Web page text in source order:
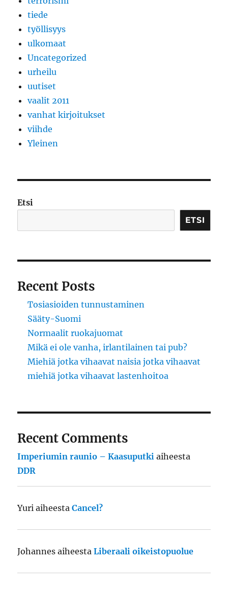
tiede
työllisyys
ulkomaat
Uncategorized
urheilu
uutiset
vaalit 2011
vanhat kirjoitukset
viihde
Yleinen
Etsi
ETSI
Recent Posts
Tosiasioiden tunnustaminen
Sääty-Suomi
Normaalit ruokajuomat
Mikä ei ole vanha, irlantilainen tai pub?
Miehiä jotka vihaavat naisia jotka vihaavat
miehiä jotka vihaavat lastenhoitoa
Recent Comments
Imperiumin raunio – Kaasuputki aiheesta
DDR
Yuri aiheestaCancel?
Johannes aiheestaLiberaali oikeistopuolue